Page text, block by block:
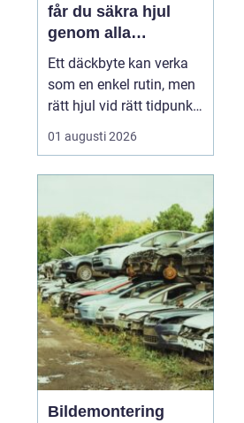
får du säkra hjul
genom alla
säsonger
Ett däckbyte kan verka
som en enkel rutin, men
rätt hjul vid rätt tidpunkt
är avgörande för både
säkerhet, komfort och
snabbt och somrarna
bjuda på både regn och
hetta, behöver bilägare
ha koll på lagar, vä...
01 augusti 2026
Bildemontering